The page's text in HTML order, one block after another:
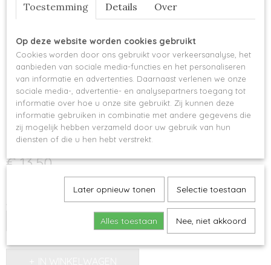
KnitPro Symfonie
verwisselbare breipunten -
12 mm
€ 13,50
Toestemming Details Over
Op deze website worden cookies gebruikt
Cookies worden door ons gebruikt voor verkeersanalyse, het
aanbieden van sociale media-functies en het personaliseren
van informatie en advertenties. Daarnaast verlenen we onze
sociale media-, advertentie- en analysepartners toegang tot
informatie over hoe u onze site gebruikt. Zij kunnen deze
informatie gebruiken in combinatie met andere gegevens die
zij mogelijk hebben verzameld door uw gebruik van hun
diensten of die u hen hebt verstrekt.
Later opnieuw tonen Selectie toestaan
Alles toestaan Nee, niet akkoord